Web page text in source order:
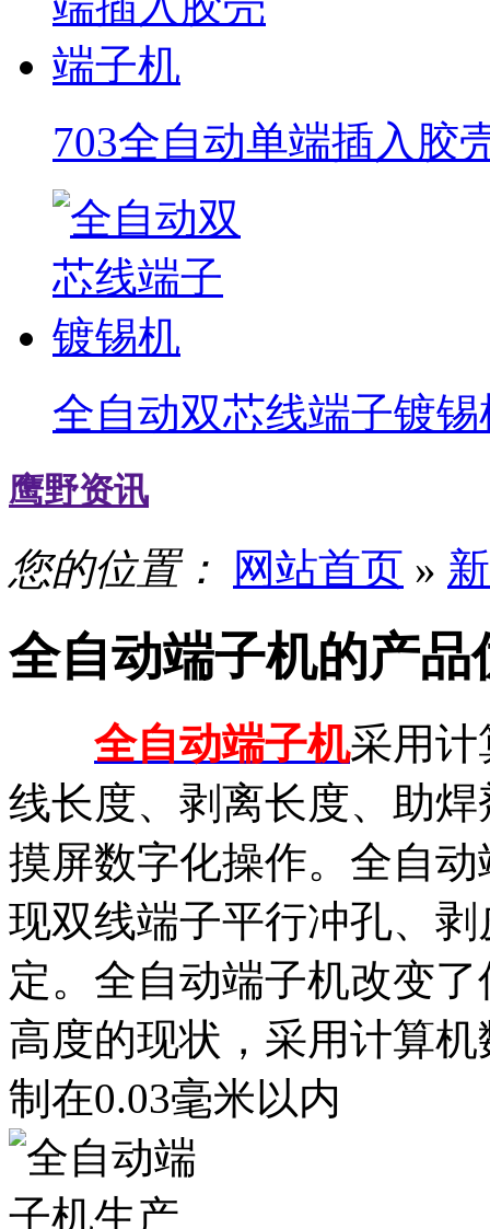
703全自动单端插入胶
全自动双芯线端子镀锡
鹰野资讯
您的位置： 网站首页 »
全自动端子机的产品
全自动端子机采用计
线长度、剥离长度、助
摸屏数字化操作。全自
现双线端子平行冲孔、
定。全自动端子机改变
高度的现状，采用计算
制在0.03毫米以内